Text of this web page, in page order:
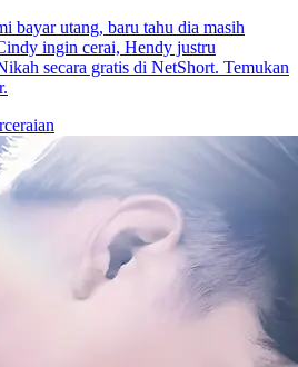
pacarnya, dia pun nikah kontrak
benih cinta tumbuh di antara mereka.
rahasia hidupnya dan konflik
dan keluarga aslinya. 2 tahun
Steffi dan mereka pun hidup